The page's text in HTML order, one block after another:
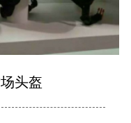
头盔